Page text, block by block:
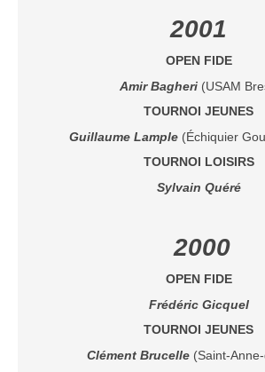
2001
OPEN FIDE
Amir Bagheri(USAM
TOURNOI JEUNES
Guillaume Lample (Échiquier
TOURNOI LOISIRS
Sylvain Quéré
2000
OPEN FIDE
Frédéric Gicquel
TOURNOI JEUNES
Clément Brucelle(Saint-